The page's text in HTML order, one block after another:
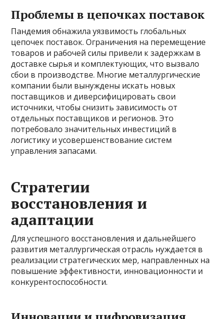
Проблемы в цепочках поставок
Пандемия обнажила уязвимость глобальных
цепочек поставок. Ограничения на перемещение
товаров и рабочей силы привели к задержкам в
доставке сырья и комплектующих, что вызвало
сбои в производстве. Многие металлургические
компании были вынуждены искать новых
поставщиков и диверсифицировать свои
источники, чтобы снизить зависимость от
отдельных поставщиков и регионов. Это
потребовало значительных инвестиций в
логистику и усовершенствование систем
управления запасами.
Стратегии
восстановления и
адаптации
Для успешного восстановления и дальнейшего
развития металлургическая отрасль нуждается в
реализации стратегических мер, направленных на
повышение эффективности, инновационности и
конкурентоспособности.